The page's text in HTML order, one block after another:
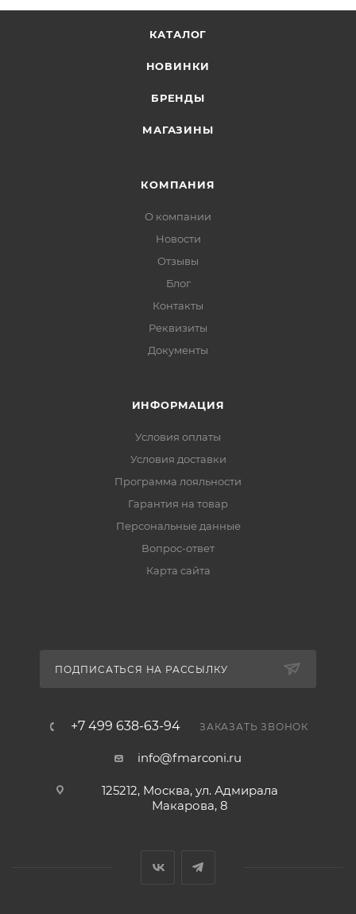
КАТАЛОГ
НОВИНКИ
БРЕНДЫ
МАГАЗИНЫ
КОМПАНИЯ
О компании
Новости
Отзывы
Блог
Контакты
Реквизиты
Документы
ИНФОРМАЦИЯ
Условия оплаты
Условия доставки
Программа лояльности
Гарантия на товар
Персональные данные
Вопрос-ответ
Карта сайта
ПОДПИСАТЬСЯ НА РАССЫЛКУ
+7 499 638-63-94 ЗАКАЗАТЬ ЗВОНОК
info@fmarconi.ru
125212, Москва, ул. Адмирала
Макарова, 8